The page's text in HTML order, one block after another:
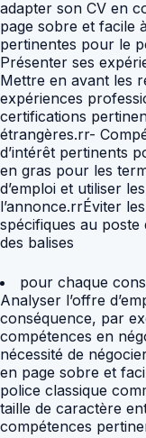
adapter son CV en
page sobre et facile
pertinentes pour le
Présenter ses
Mettre en avant les
expériences
certifications
étrangères.rr-
d’intérêt pertinents
en gras pour les
d’emploi et utiliser
l’annonce.rrÉviter
spécifiques au
des balises
pour chaque
Analyser l’offre
conséquence, par
compétences en
nécessité de
en page sobre et
police classique
taille de caractère
compétences